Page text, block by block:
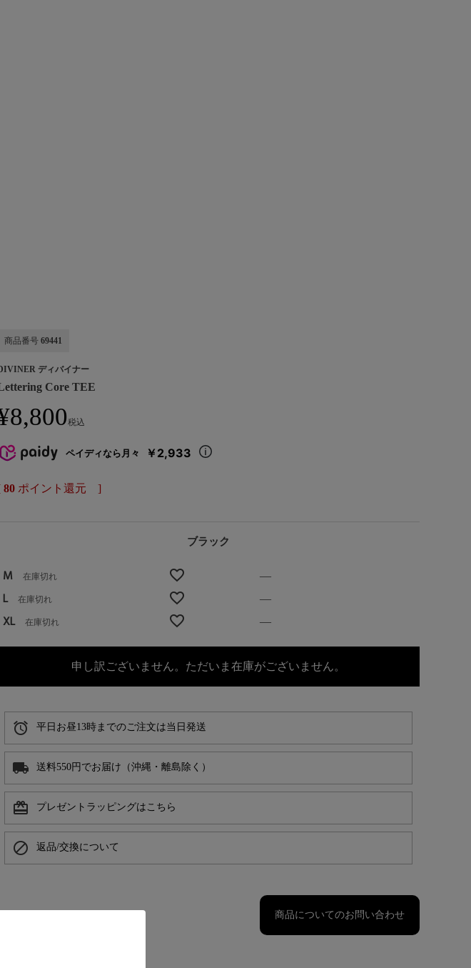
商品番号 69441
ディバイナー
Core TEE
8,800税込
ペイディなら月々 ￥2,933
80 ポイント還元 ]
ブラック
M 在庫切れ —
L 在庫切れ —
XL 在庫切れ —
申し訳ございません。ただいま在庫がございません。
alarm 平日お昼13時までのご注文は当日発送
local_shipping 送料550円でお届け（沖縄・離島除く）
card_giftcard プレゼントラッピングはこちら
block 返品/交換について
商品についてのお問い合わせ